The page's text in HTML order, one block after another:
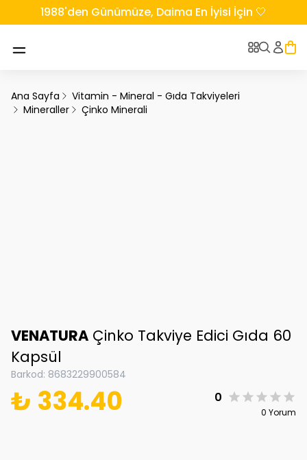
1988'den Günümüze, Daima En İyisi İçin 🤍
Ana Sayfa
Vitamin - Mineral - Gıda Takviyeleri
Mineraller
Çinko Minerali
VENATURA Çinko Takviye Edici Gıda 60
Kapsül
Barkod: 8683229900584
₺ 334.40 0
0 Yorum